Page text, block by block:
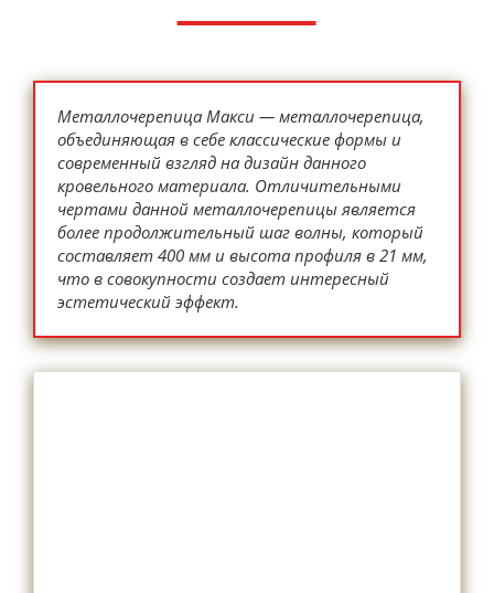
Металлочерепица Макси — металлочерепица,
объединяющая в себе классические формы и
современный взгляд на дизайн данного
кровельного материала. Отличительными
чертами данной металлочерепицы является
более продолжительный шаг волны, который
составляет 400 мм и высота профиля в 21 мм,
что в совокупности создает интересный
эстетический эффект.